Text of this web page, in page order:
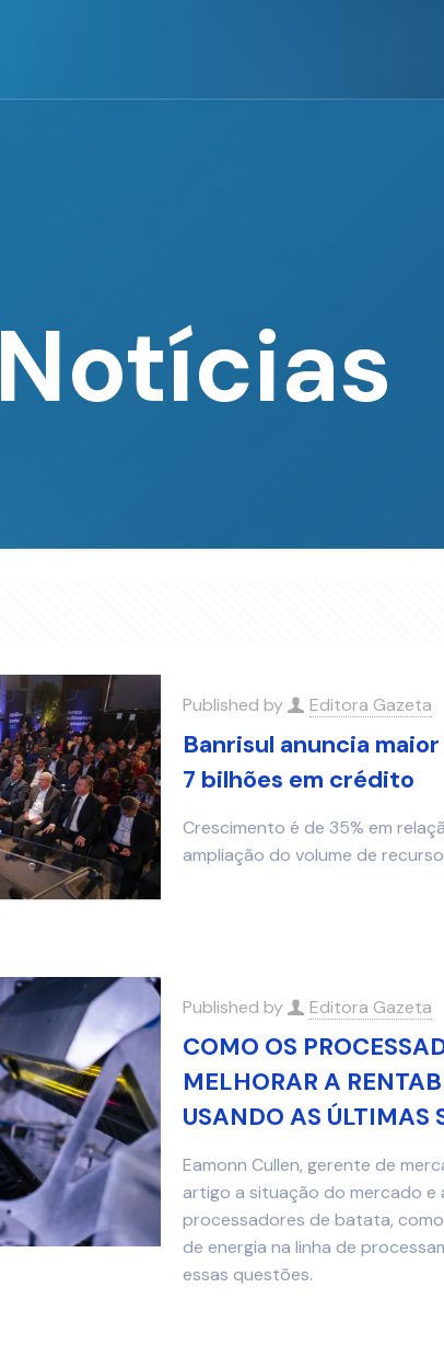
Notícias
Published by Editora Gazeta
Banrisul anuncia
7 bilhões em crédito
Crescimento é de 35% em
ampliação do volume de
Published by Editora Gazeta
COMO OS
MELHORAR A
USANDO AS ÚLTIMAS
Eamonn Cullen, gerente de
artigo a situação do mercado e
processadores de batata,
de energia na linha de
essas questões.